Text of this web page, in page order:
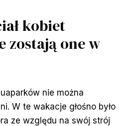
kobiet
zostają one w
nie można
W te wakacje głośno było
ze względu na swój strój